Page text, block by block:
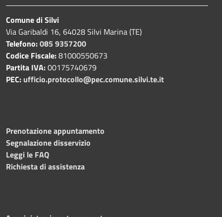
Comune di Silvi
Via Garibaldi 16, 64028 Silvi Marina (TE)
Telefono:085 9357200
Codice Fiscale:81000550673
Partita IVA:00175740679
PEC: ufficio.protocollo@pec.comune.silvi.te.it
Prenotazione appuntamento
Segnalazione disservizio
Leggi le FAQ
Richiesta di assistenza